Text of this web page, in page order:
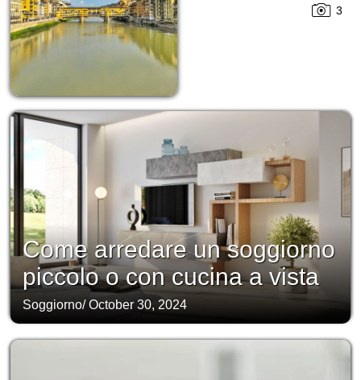
3
Come arredare un soggiorno
piccolo o con cucina a vista
Soggiorno/October 30, 2024